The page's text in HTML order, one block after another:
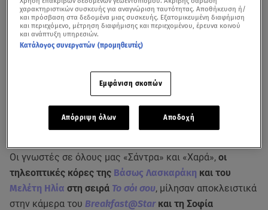
Οι γνωστές σε όλους μας «Σάντρα» και «Χαρά», οι
τηλεοπτικές κόρες της Βάσως Λασκαράκη και του
Μελέτη Ηλία στη σειρά Το σόι σου, μίλησαν αποκλειστικά
στην κάμερα του Breakfast@Starκαι τη Σοφία
χαρακτηριστικών συσκευής για αναγνώριση ταυτότητας. Αποθήκευση ή/
και πρόσβαση στα δεδομένα μιας συσκευής. Εξατομικευμένη διαφήμιση
και περιεχόμενο, μέτρηση διαφήμισης και περιεχομένου, έρευνα κοινού
και ανάπτυξη υπηρεσιών.
Κατάλογος συνεργατών (προμηθευτές)
Εμφάνιση σκοπών
Απόρριψη όλων Αποδοχή